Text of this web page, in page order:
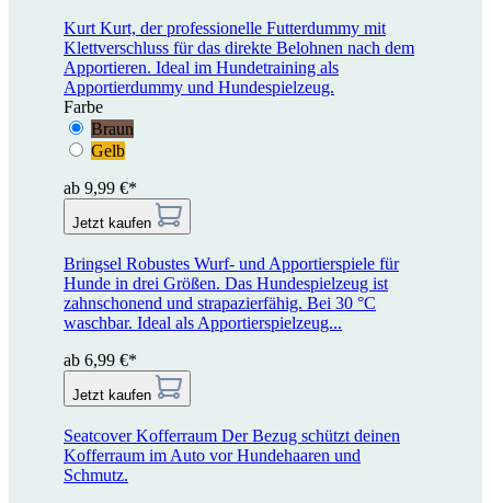
Kurt Kurt, der professionelle Futterdummy mit
Klettverschluss für das direkte Belohnen nach dem
Apportieren. Ideal im Hundetraining als
Apportierdummy und Hundespielzeug.
Farbe
Braun
Gelb
ab 9,99 €*
Jetzt kaufen
Bringsel Robustes Wurf- und Apportierspiele für
Hunde in drei Größen. Das Hundespielzeug ist
zahnschonend und strapazierfähig. Bei 30 °C
waschbar. Ideal als Apportierspielzeug...
ab 6,99 €*
Jetzt kaufen
Seatcover Kofferraum Der Bezug schützt deinen
Kofferraum im Auto vor Hundehaaren und
Schmutz.